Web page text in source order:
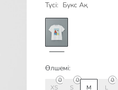
Түсі: Букс Ақ
Өлшемі:
XS S M L